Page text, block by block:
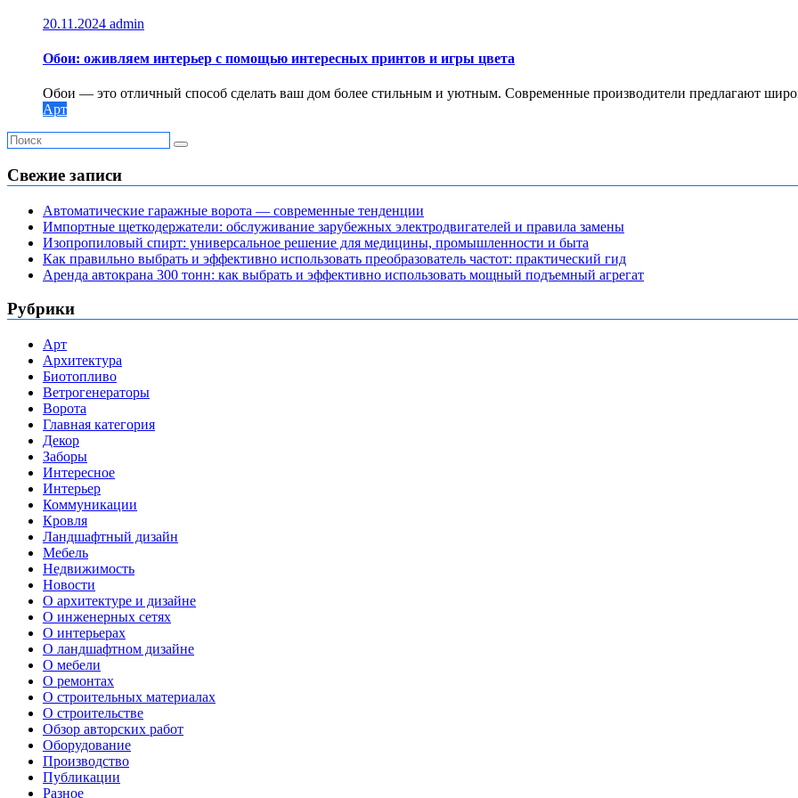
20.11.2024 admin
Обои: оживляем интерьер с помощью интересных принтов и игры цвета
Обои — это отличный способ сделать ваш дом более стильным и уютным. Современные производители предлагают
Арт
Свежие записи
Автоматические гаражные ворота — современные тенденции
Импортные щеткодержатели: обслуживание зарубежных электродвигателей и правила замены
Изопропиловый спирт: универсальное решение для медицины, промышленности и быта
Как правильно выбрать и эффективно использовать преобразователь частот: практический гид
Аренда автокрана 300 тонн: как выбрать и эффективно использовать мощный подъемный агрегат
Рубрики
Арт
Архитектура
Биотопливо
Ветрогенераторы
Ворота
Главная категория
Декор
Заборы
Интересное
Интерьер
Коммуникации
Кровля
Ландшафтный дизайн
Мебель
Недвижимость
Новости
О архитектуре и дизайне
О инженерных сетях
О интерьерах
О ландшафтном дизайне
О мебели
О ремонтах
О строительных материалах
О строительстве
Обзор авторских работ
Оборудование
Производство
Публикации
Разное